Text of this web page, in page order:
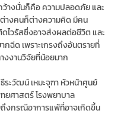
างนั่นก็คือ ความปลอดภัย และ
ต่างคนก็ต่างความคิด มีคน
ไวรัสซึ่งอาจส่งผลต่อชีวิต และ
ฉีด เพราะเกรงถึงอันตรายที่
งงานวิจัยที่น้อยมาก
ระวัฒน์ เหมะจุฑา หัวหน้าศูนย์
ศาสตร์ โรงพยาบาล
งกรณีอาการแพ้ที่อาจเกิดขึ้น